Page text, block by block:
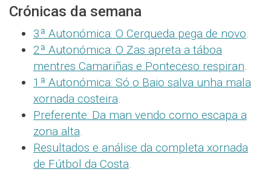
Crónicas da semana
3ª Autonómica: O Cerqueda pega de novo.
2ª Autonómica: O Zas apreta a táboa
mentres Camariñas e Ponteceso respiran.
1ª Autonómica: Só o Baio salva unha mala
xornada costeira.
Preferente: Da man vendo como escapa a
zona alta.
Resultados e análise da completa xornada
de Fútbol da Costa.